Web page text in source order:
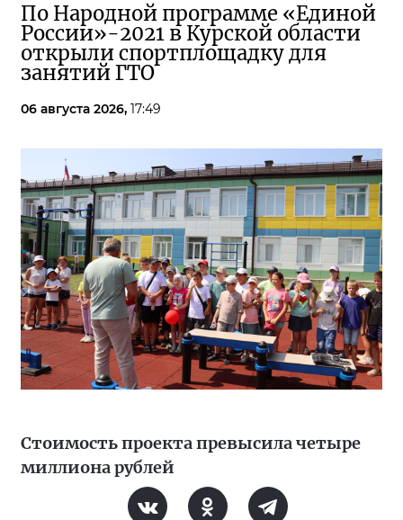
По Народной программе «Единой
России»-2021 в Курской области
открыли спортплощадку для
занятий ГТО
06 августа 2026, 17:49
Стоимость проекта превысила четыре
миллиона рублей